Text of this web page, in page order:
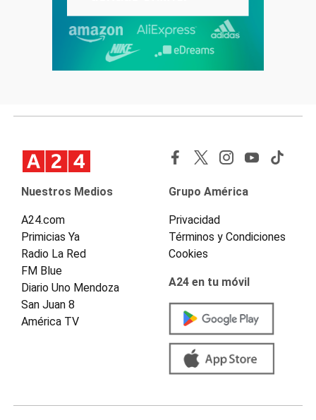
Nuestros Medios
A24.com
Primicias Ya
Radio La Red
FM Blue
Diario Uno Mendoza
San Juan 8
América TV
Grupo América
Privacidad
Términos y Condiciones
Cookies
A24 en tu móvil